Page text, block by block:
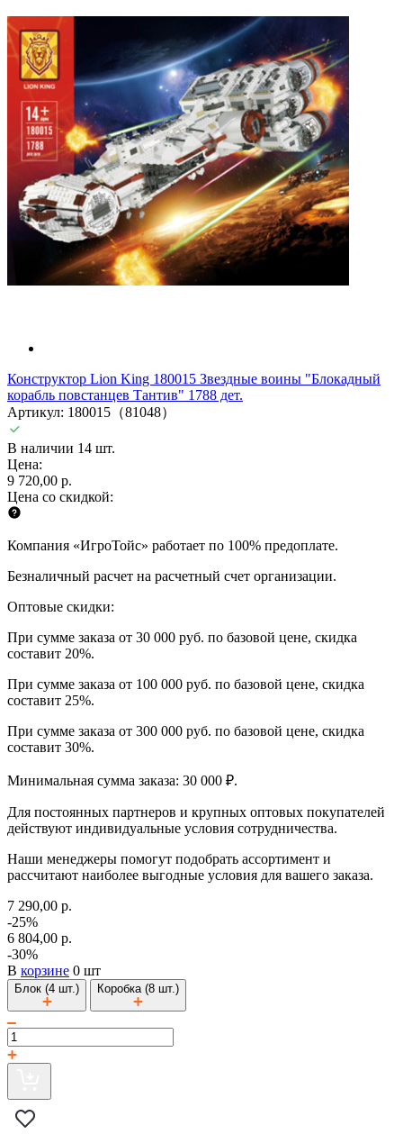
Конструктор Lion King 180015 Звездные воины "Блокадный
корабль повстанцев Тантив" 1788 дет.
Артикул: 180015（81048）
В наличии 14 шт.
Цена:
9 720,00 р.
Цена со скидкой:
Компания «ИгроТойс» работает по 100% предоплате.
Безналичный расчет на расчетный счет организации.
Оптовые скидки:
При сумме заказа от 30 000 руб. по базовой цене, скидка
составит 20%.
При сумме заказа от 100 000 руб. по базовой цене, скидка
составит 25%.
При сумме заказа от 300 000 руб. по базовой цене, скидка
составит 30%.
Минимальная сумма заказа: 30 000 ₽.
Для постоянных партнеров и крупных оптовых покупателей
действуют индивидуальные условия сотрудничества.
Наши менеджеры помогут подобрать ассортимент и
рассчитают наиболее выгодные условия для вашего заказа.
7 290,00 р.
-25%
6 804,00 р.
-30%
В корзине 0 шт
Блок (4 шт.) Коробка (8 шт.)